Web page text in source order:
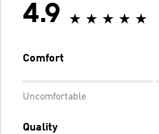
4.9
Comfort
Uncomfortable
Quality